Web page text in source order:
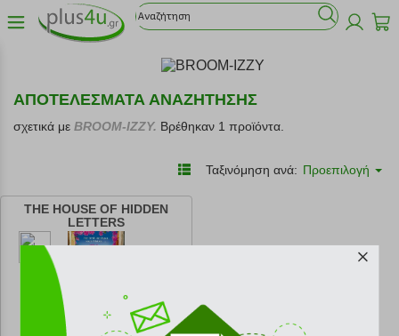
ΑΠΟΤΕΛΕΣΜΑΤΑ ΑΝΑΖΗΤΗΣΗΣ
σχετικά με BROOM-IZZY. Βρέθηκαν 1 προϊόντα.
Ταξινόμηση ανά: Προεπιλογή
THE HOUSE OF HIDDEN
LETTERS
κωδ. 108220013